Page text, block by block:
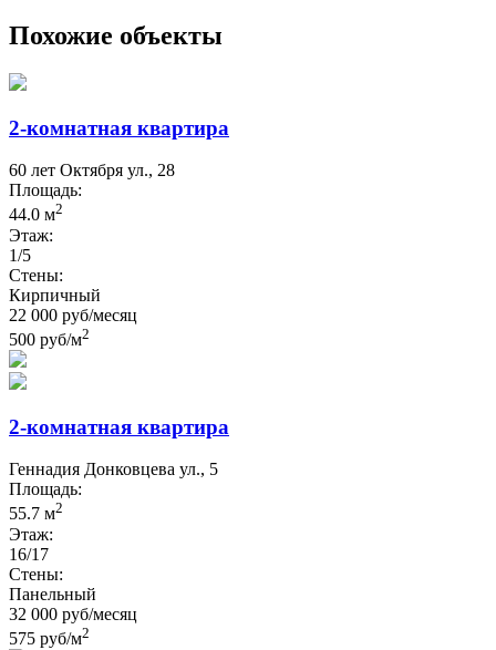
Похожие объекты
2-комнатная квартира
60 лет Октября ул., 28
Площадь:
44.0 м2
Этаж:
1/5
Стены:
Кирпичный
22 000 руб/месяц
500 руб/м2
2-комнатная квартира
Геннадия Донковцева ул., 5
Площадь:
55.7 м2
Этаж:
16/17
Стены:
Панельный
32 000 руб/месяц
575 руб/м2